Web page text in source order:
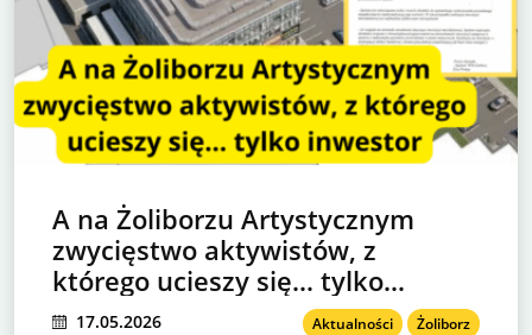
A na Żoliborzu Artystycznym
zwycięstwo aktywistów, z
którego ucieszy się… tylko
inwestor
17.05.2026 Aktualności Żoliborz